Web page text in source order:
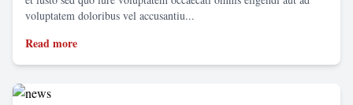
voluptatem doloribus vel accusantiu...
Read more